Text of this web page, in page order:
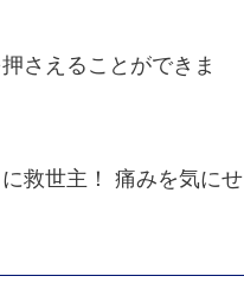
さえることができま
救世主！ 痛みを気にせ